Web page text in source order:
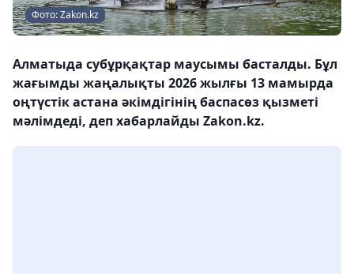
Фото: Zakon.kz
Алматыда субұрқақтар маусымы басталды. Бұл
жағымды жаңалықты 2026 жылғы 13 мамырда
оңтүстік астана әкімдігінің баспасөз қызметі
мәлімдеді, деп хабарлайды Zakon.kz.